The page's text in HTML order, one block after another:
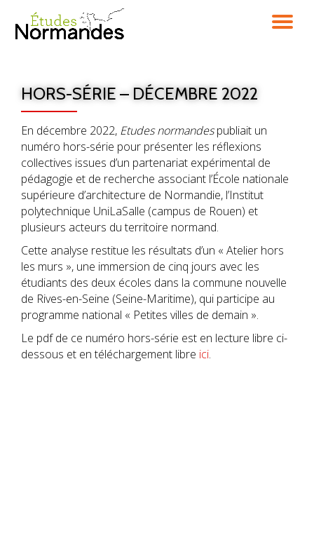
HORS-SÉRIE – DÉCEMBRE 2022
En décembre 2022, Etudes normandespubliait un
numéro hors-série pour présenter les réflexions
collectives issues d’un partenariat expérimental de
pédagogie et de recherche associant l’École nationale
supérieure d’architecture de Normandie, l’Institut
polytechnique UniLaSalle (campus de Rouen) et
plusieurs acteurs du territoire normand.
Cette analyse restitue les résultats d’un « Atelier hors
les murs », une immersion de cinq jours avec les
étudiants des deux écoles dans la commune nouvelle
de Rives-en-Seine (Seine-Maritime), qui participe au
programme national « Petites villes de demain ».
Le pdf de ce numéro hors-série est en lecture libre ci-
dessous et en téléchargement libre ici.